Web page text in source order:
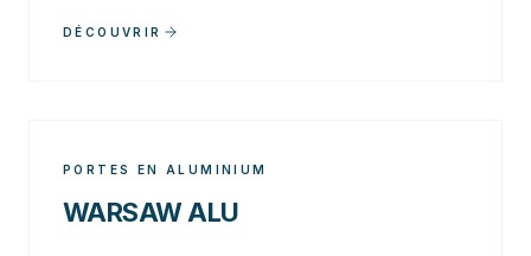
DÉCOUVRIR
PORTES EN ALUMINIUM
WARSAW ALU